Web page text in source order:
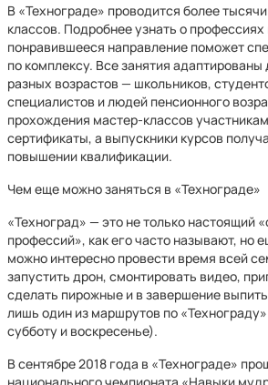
В «Технограде» проводится более
классов. Подробнее узнать о
понравившееся направление поможет
по комплексу. Все занятия адаптированы
разных возрастов — школьников,
специалистов и людей пенсионного
прохождения мастер-классов
сертификаты, а выпускники курсов
повышении квалификации.
Чем еще можно заняться в «Технограде»
«Техноград» — это не только настоящий
профессий», как его часто называют, но
можно интересно провести время всей
запустить дрон, смонтировать видео,
сделать пирожные и в завершение
лишь один из маршрутов по
субботу и воскресенье).
В сентябре 2018 года в «Технограде»